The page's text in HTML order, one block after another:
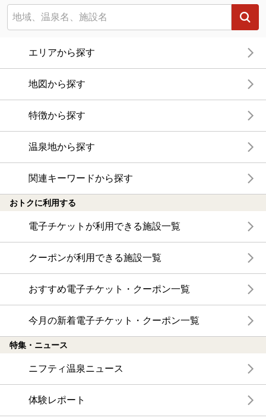
エリアから探す
地図から探す
特徴から探す
温泉地から探す
関連キーワードから探す
おトクに利用する
電子チケットが利用できる施設一覧
クーポンが利用できる施設一覧
おすすめ電子チケット・クーポン一覧
今月の新着電子チケット・クーポン一覧
特集・ニュース
ニフティ温泉ニュース
体験レポート